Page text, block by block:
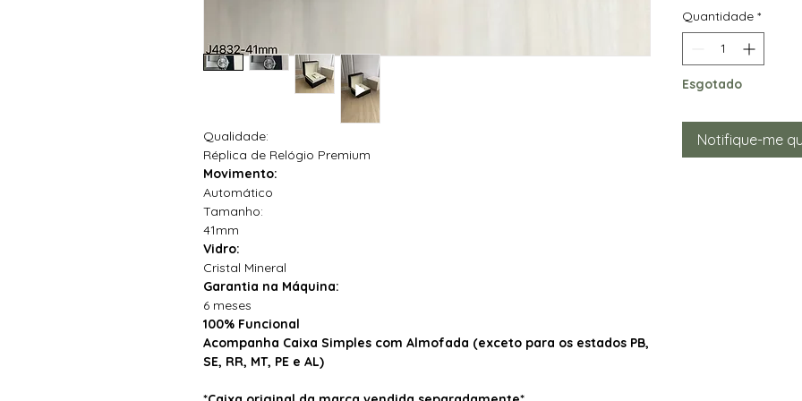
Qualidade:
Réplica de Relógio Premium
Movimento:
Automático
Tamanho:
41mm
Vidro:
Cristal Mineral
Garantia na Máquina:
6 meses
100% Funcional
Acompanha Caixa Simples com Almofada (exceto para os estados PB,
SE, RR, MT, PE e AL)
Quantidade *
Esgotado
Notifique-me